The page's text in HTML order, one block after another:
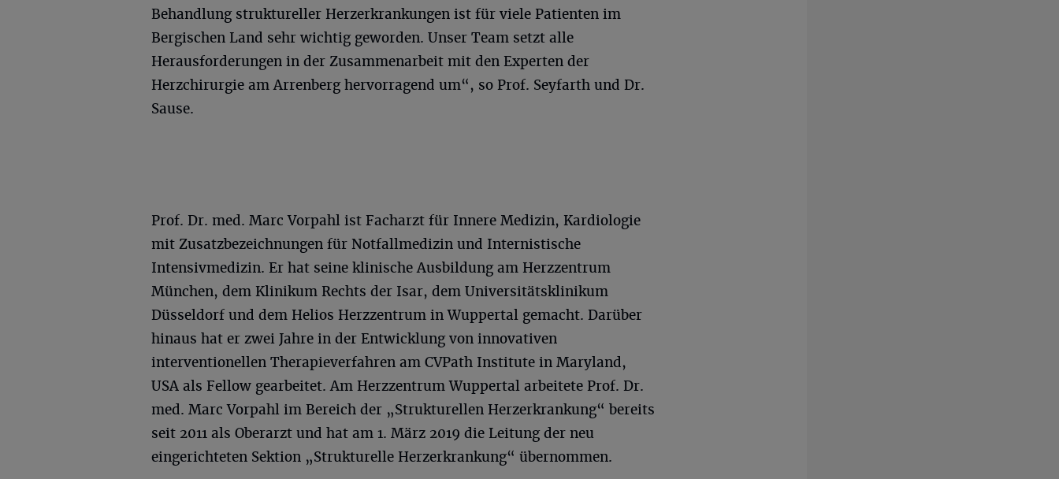
Behandlung struktureller Herzerkrankungen ist für viele Patienten im
Bergischen Land sehr wichtig geworden. Unser Team setzt alle
Herausforderungen in der Zusammenarbeit mit den Experten der
Herzchirurgie am Arrenberg hervorragend um“, so Prof. Seyfarth und Dr.
Sause.
Prof. Dr. med. Marc Vorpahl ist Facharzt für Innere Medizin, Kardiologie
mit Zusatzbezeichnungen für Notfallmedizin und Internistische
Intensivmedizin. Er hat seine klinische Ausbildung am Herzzentrum
München, dem Klinikum Rechts der Isar, dem Universitätsklinikum
Düsseldorf und dem Helios Herzzentrum in Wuppertal gemacht. Darüber
hinaus hat er zwei Jahre in der Entwicklung von innovativen
interventionellen Therapieverfahren am CVPath Institute in Maryland,
USA als Fellow gearbeitet. Am Herzzentrum Wuppertal arbeitete Prof. Dr.
med. Marc Vorpahl im Bereich der „Strukturellen Herzerkrankung“ bereits
seit 2011 als Oberarzt und hat am 1. März 2019 die Leitung der neu
eingerichteten Sektion „Strukturelle Herzerkrankung“ übernommen.